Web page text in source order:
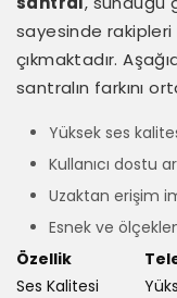
sayesinde rakipleri
çıkmaktadır.
santralın farkını
Yüksek ses
Kullanıcı dostu
Uzaktan erişim
Esnek ve
Özellik
Ses Kalitesi